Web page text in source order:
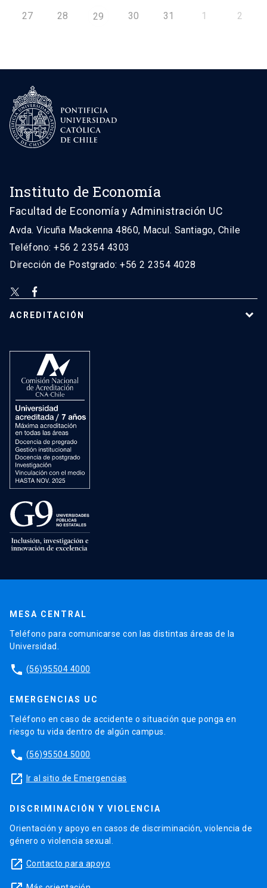
27 28 29 30 31 1 2
Instituto de Economía
Facultad de Economía y Administración UC
Avda. Vicuña Mackenna 4860, Macul. Santiago, Chile
Teléfono: +56 2 2354 4303
Dirección de Postgrado: +56 2 2354 4028
ACREDITACIÓN
MESA CENTRAL
Teléfono para comunicarse con las distintas áreas de la
Universidad.
phone (56)95504 4000
EMERGENCIAS UC
Teléfono en caso de accidente o situación que ponga en
riesgo tu vida dentro de algún campus.
phone (56)95504 5000
launch Ir al sitio de Emergencias
DISCRIMINACIÓN Y VIOLENCIA
Orientación y apoyo en casos de discriminación, violencia de
género o violencia sexual.
launch Contacto para apoyo